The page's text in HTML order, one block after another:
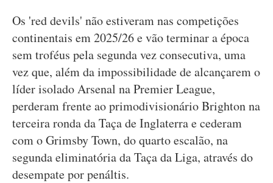
Os 'red devils' não estiveram nas competições
continentais em 2025/26 e vão terminar a época
sem troféus pela segunda vez consecutiva, uma
vez que, além da impossibilidade de alcançarem o
líder isolado Arsenal na Premier League,
perderam frente ao primodivisionário Brighton na
terceira ronda da Taça de Inglaterra e cederam
com o Grimsby Town, do quarto escalão, na
segunda eliminatória da Taça da Liga, através do
desempate por penáltis.